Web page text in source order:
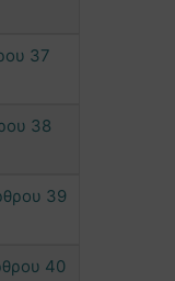
37
38
39
40